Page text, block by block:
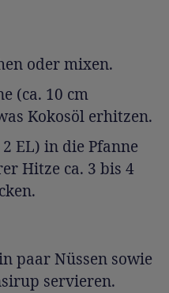
oder mixen.
(ca. 10 cm
Kokosöl erhitzen.
EL) in die Pfanne
Hitze ca. 3 bis 4
paar Nüssen sowie
servieren.